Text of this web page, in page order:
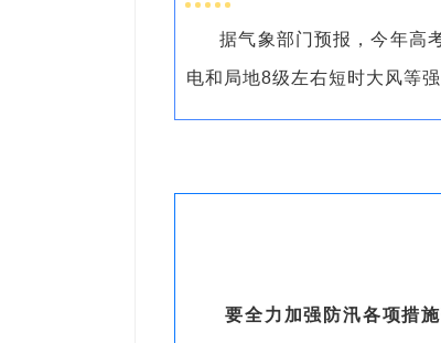
据气象部门预报，今年高
电和局地8级左右短时大风等强
要全力加强防汛各项措